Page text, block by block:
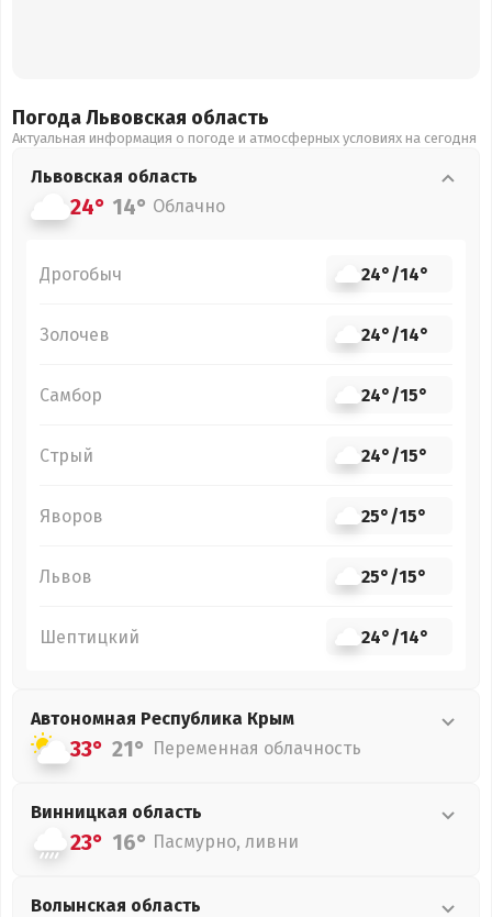
Погода Львовская область
Актуальная информация о погоде и атмосферных условиях на сегодня
Львовская область
24° 14° Облачно
Дрогобыч 24°/14°
Золочев 24°/14°
Самбор 24°/15°
Стрый 24°/15°
Яворов 25°/15°
Львов 25°/15°
Шептицкий 24°/14°
Автономная Республика Крым
33° 21° Переменная облачность
Винницкая область
23° 16° Пасмурно, ливни
Волынская область